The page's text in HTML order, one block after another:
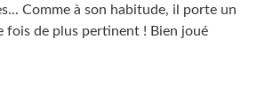
Comme à son habitude, il porte un
fois de plus pertinent ! Bien joué